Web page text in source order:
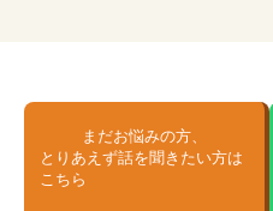
まだお悩みの方、
とりあえず話を聞きたい方は
こちら